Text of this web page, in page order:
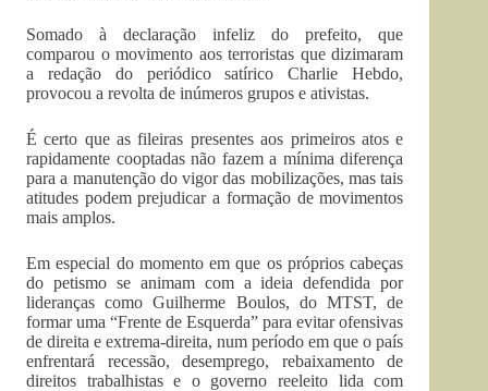
Somado à declaração infeliz do prefeito, que
comparou o movimento aos terroristas que dizimaram
a redação do periódico satírico Charlie Hebdo,
provocou a revolta de inúmeros grupos e ativistas.
É certo que as fileiras presentes aos primeiros atos e
rapidamente cooptadas não fazem a mínima diferença
para a manutenção do vigor das mobilizações, mas tais
atitudes podem prejudicar a formação de movimentos
mais amplos.
Em especial do momento em que os próprios cabeças
do petismo se animam com a ideia defendida por
lideranças como Guilherme Boulos, do MTST, de
formar uma “Frente de Esquerda” para evitar ofensivas
de direita e extrema-direita, num período em que o país
enfrentará recessão, desemprego, rebaixamento de
direitos trabalhistas e o governo reeleito lida com